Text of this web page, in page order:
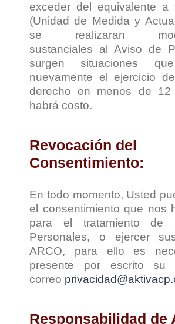
exceder del equivalente a
(Unidad de Medida y
se realizaran
sustanciales al Aviso de
surgen situaciones
nuevamente el ejercicio
derecho en menos de 12
habrá costo.
Revocación del
Consentimiento:
En todo momento, Usted
el consentimiento que nos
para el tratamiento de
Personales, o ejercer
ARCO, para ello es
presente por escrito su
correo
Responsabilidad de